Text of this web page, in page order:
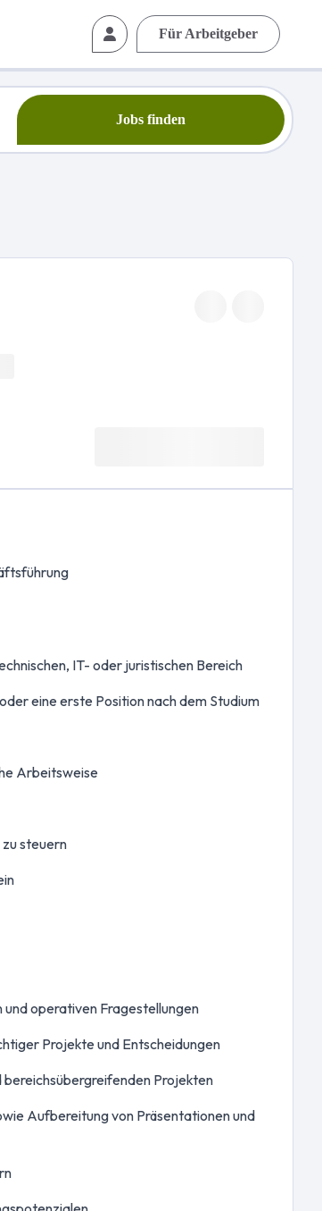
Für Arbeitgeber
Jobs finden